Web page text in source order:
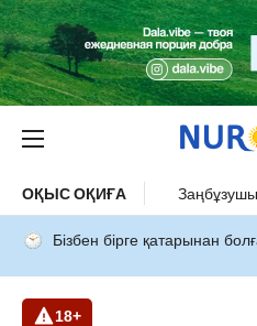
ОҚЫС ОҚИҒА
Бізбен бірге қатарынан
18+